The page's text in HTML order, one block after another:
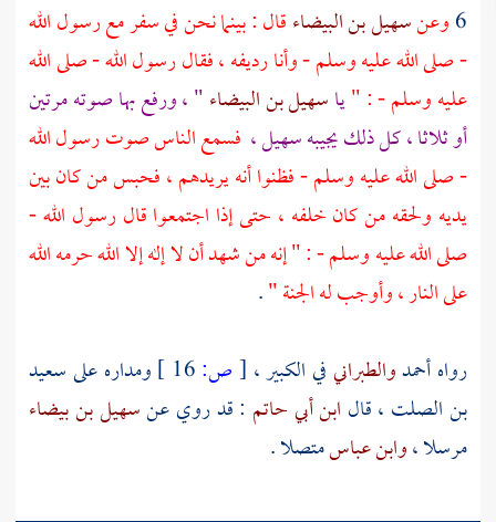
6وعنسهيل بن البيضاءقال : بينما نحن في سفر مع رسول الله
- صلى الله عليه وسلم - وأنا رديفه ، فقال رسول الله - صلى الله
عليه وسلم - : "ياسهيل بن البيضاء" ، ورفع بها صوته مرتين
أو ثلاثا ، كل ذلك يجيبهسهيل، فسمع الناس صوت رسول الله
- صلى الله عليه وسلم - فظنوا أنه يريدهم ، فحبس من كان بين
يديه ولحقه من كان خلفه ، حتى إذا اجتمعوا قال رسول الله -
صلى الله عليه وسلم - : " إنه من شهد أن لا إله إلا الله حرمه الله
على النار ، وأوجب له الجنة ".
رواهأحمدوالطبرانيفي الكبير ، [ص: ومداره علىسعيد
بن الصلت ، قال ابن أبي حاتم : قد روي عنسهيل بن بيضاء
مرسلا ،وابن عباسمتصلا .